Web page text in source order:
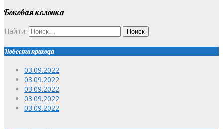
Боковая колонка
Найти:
Новости прихода
03.09.2022
03.09.2022
03.09.2022
03.09.2022
03.09.2022